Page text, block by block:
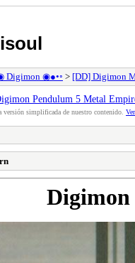
Digimon ◉●•◦ > [DD] Digimon
Pendulum 5 Metal
versión simplificada de nuestro contenido.
Digimon